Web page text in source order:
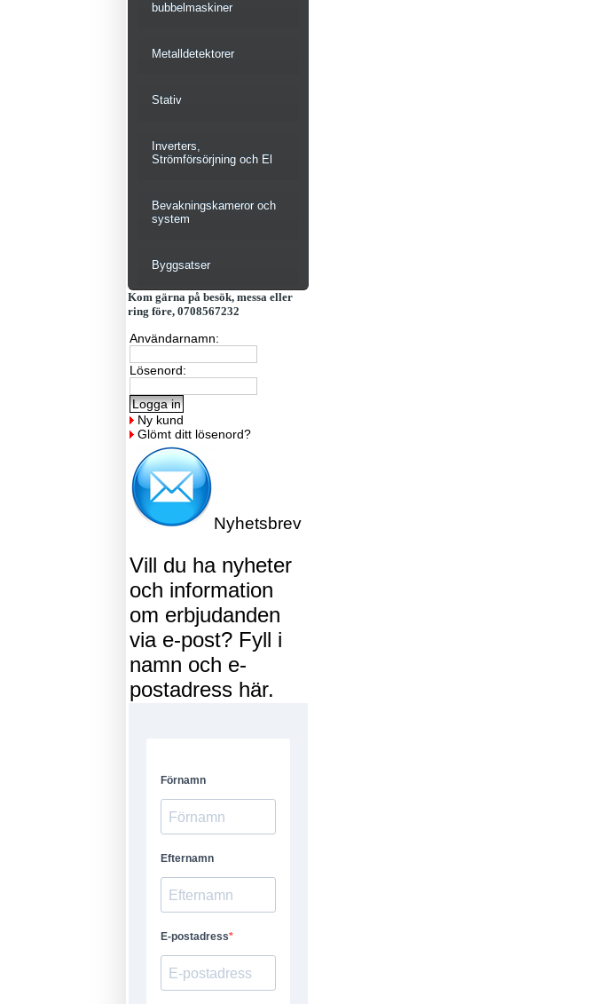
bubbelmaskiner
Metalldetektorer
Stativ
Inverters,
Strömförsörjning och El
Bevakningskameror och
system
Byggsatser
Kom gärna på besök, messa eller
ring före, 0708567232
Användarnamn:
Lösenord:
Ny kund
Glömt ditt lösenord?
Nyhetsbrev
Vill du ha nyheter
och information
om erbjudanden
via e-post? Fyll i
namn och e-
postadress här.